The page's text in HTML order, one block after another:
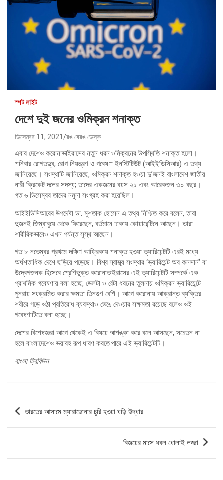
স্পট লাইট
দেশে দুই জনের ওমিক্রন শনাক্ত
ডিসেম্বর 11, 2021 রঙ বেরঙ ডেস্ক
এবার দেশেও করোনাভাইরাসের নতুন ধরন ওমিক্রনের উপস্থিতি শনাক্ত হলো।
শনিবার রোগতত্ত্ব, রোগ নিয়ন্ত্রণ ও গবেষণা ইনস্টিটিউট (আইইডিসিআর) এ তথ্য
জানিয়েছে। সংস্থাটি জানিয়েছে, ওমিক্রন শনাক্ত হওয়া দু’জনই বাংলাদেশ জাতীয়
নারী ক্রিকেট দলের সদস্য; তাদের একজনের বয়স ২১ এবং আরেকজন ৩০ বছর।
গত ৬ ডিসেম্বর তাদের নমুনা সংগ্রহ করা হয়েছিল।
আইইডিসিআরের উপদেষ্টা ডা. মুশতাক হোসেন এ তথ্য নিশ্চিত করে বলেন, তারা
দুজনই জিম্বাবুয়ে থেকে ফিরেছেন, বর্তমানে ঢাকায় কোয়ারেন্টিনে আছেন। তারা
শারীরিকভাবেও এখন পর্যন্ত সুস্থ আছেন।
গত ৮ নভেম্বর প্রথমে দক্ষিণ আফ্রিকায় শনাক্ত হওয়া ভ্যারিয়েন্টটি এরই মধ্যে
অর্ধশতাধিক দেশে ছড়িয়ে পড়েছে। বিশ্ব স্বাস্থ্য সংস্থার ‘ভ্যারিয়েন্ট অব কনসার্ন’ বা
উদ্বেগজনক হিসেবে শ্রেণিভুক্ত করোনাভাইরাসের এই ভ্যারিয়েন্টটি সম্পর্কে এক
প্রাথমিক গবেষণায় বলা হচ্ছে, ডেলটা ও বেটা ধরনের তুলনায় ওমিক্রন ভ্যারিয়েন্টে
পুনরায় সংক্রমিত করার ক্ষমতা তিনগুণ বেশি। আগে করোনায় আক্রান্ত ব্যক্তির
শরীরে গড়ে ওঠা প্রতিরোধ ব্যবস্থাও ভেঙে দেওয়ার সক্ষমতা রয়েছে বলেও ওই
গবেষণাটিতে বলা হচ্ছে।
দেশের বিশেষজ্ঞরা আগে থেকেই এ বিষয়ে আশঙ্কা করে বলে আসছেন, সচেতন না
হলে বাংলাদেশেও ভয়াবহ রূপ ধারণ করতে পারে এই ভ্যারিয়েন্টটি।
বাংলা ট্রিবিউন
পোস্ট
ভারতের আসামে ম্যারাডোনার চুরি হওয়া ঘড়ি উদ্ধার
বিজয়ের মাসে ধবল ধোলাই লজ্জা